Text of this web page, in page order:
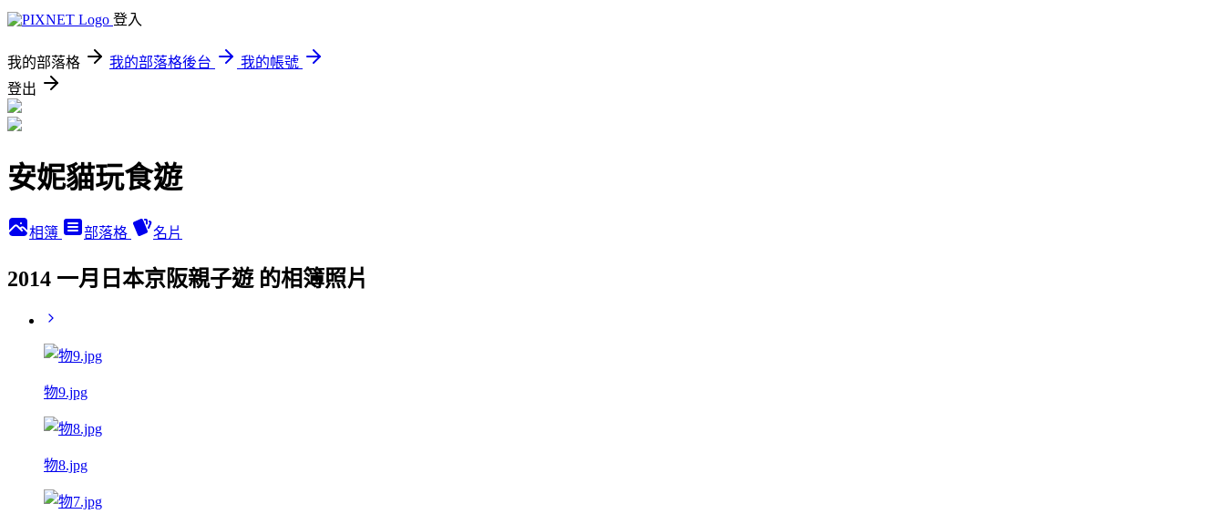
登入
我的部落格 我的部落格後台
我的帳號
登出
安妮貓玩食遊
相簿 部落格 名片
2014 一月日本京阪親子遊 的相簿照片
物9.jpg
物8.jpg